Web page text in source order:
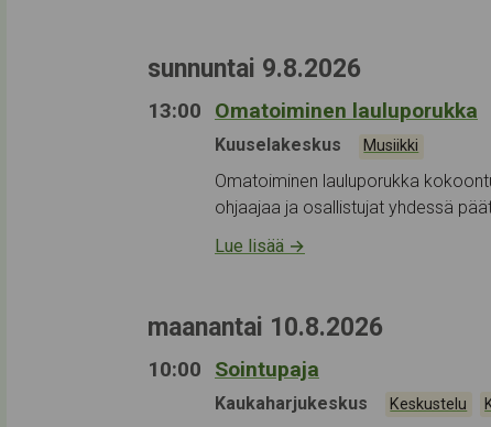
sunnuntai 9.8.2026
13:00 Omatoiminen lauluporukka
Tapahtumapaikka:
Kuuselakeskus Kategoriat:
Musiikki
Omatoiminen lauluporukka
ohjaajaa ja osallistujat yhdessä
Lue lisää →
maanantai 10.8.2026
10:00 Sointupaja
Tapahtumapaikka:
Kaukaharjukeskus Kategoriat:
Keskustelu